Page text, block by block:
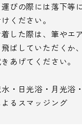
びの際には落下等
ください。
した際は、筆やエ
ばしていただくか
あげてください。
・日光浴・月光浴
よるスマッジング